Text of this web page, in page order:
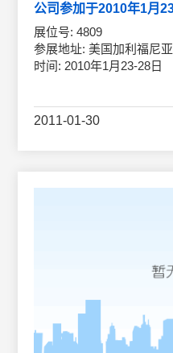
展位号: 4809
参展地址: 美国加利福尼亚
时间: 2010年1月23-28日
2011-01-30